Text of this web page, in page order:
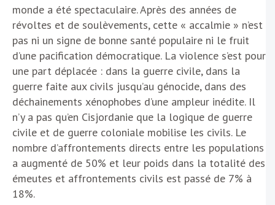
monde a été spectaculaire. Après des années de
révoltes et de soulèvements, cette « accalmie » n’est
pas ni un signe de bonne santé populaire ni le fruit
d’une pacification démocratique. La violence s’est pour
une part déplacée : dans la guerre civile, dans la
guerre faite aux civils jusqu’au génocide, dans des
déchainements xénophobes d’une ampleur inédite. Il
n’y a pas qu’en Cisjordanie que la logique de guerre
civile et de guerre coloniale mobilise les civils. Le
nombre d’affrontements directs entre les populations
a augmenté de 50% et leur poids dans la totalité des
émeutes et affrontements civils est passé de 7% à
18%.